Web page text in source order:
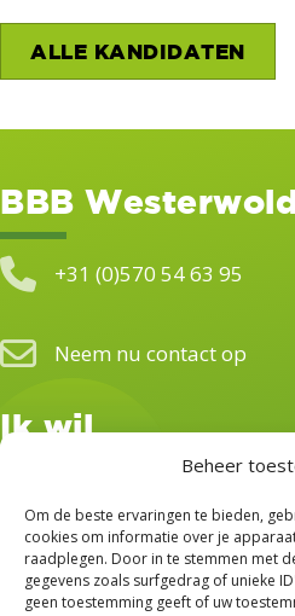
Beheer
Om de beste ervaringen te bieden,
cookies om informatie over je
raadplegen. Door in te stemmen met
gegevens zoals surfgedrag of unieke
geen toestemming geeft of uw
ALLE KANDIDATEN
BBB
+31 (0)570 54 63 95
Neem nu contact op
Ik wil...
Vrijwilliger worden
Donateur worden